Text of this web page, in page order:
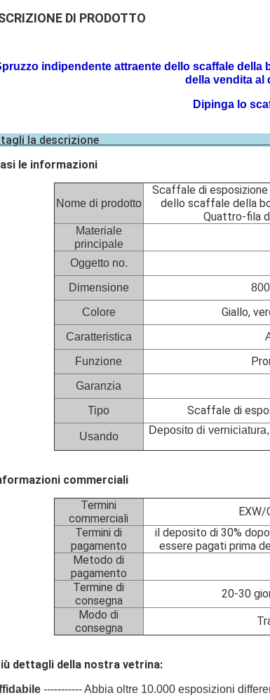
DI PRODOTTO
indipendente attraente dello scaffale
della vendita al
Dipinga lo
la
le informazioni
Nome di prodotto
Scaffale di
dello scaffale della
Quattro-fila
Materiale
principale
Oggetto no.
Dimensione
Colore Giallo,
Caratteristica
Funzione
Garanzia
Tipo Scaffale di
Usando
Deposito di
commerciali
Termini
commerciali
EXW/
Termini di
pagamento
il deposito di 30%
essere pagati prima
Metodo di
pagamento
Termine di
consegna
20-30
Modo di
consegna
dettagli della nostra vetrina:
----------- Abbia oltre 10.000 esposizioni